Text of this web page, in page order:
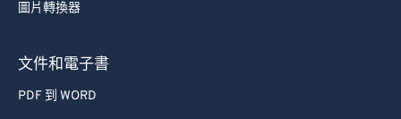
圖片轉換器
文件和電子書
PDF 到 WORD